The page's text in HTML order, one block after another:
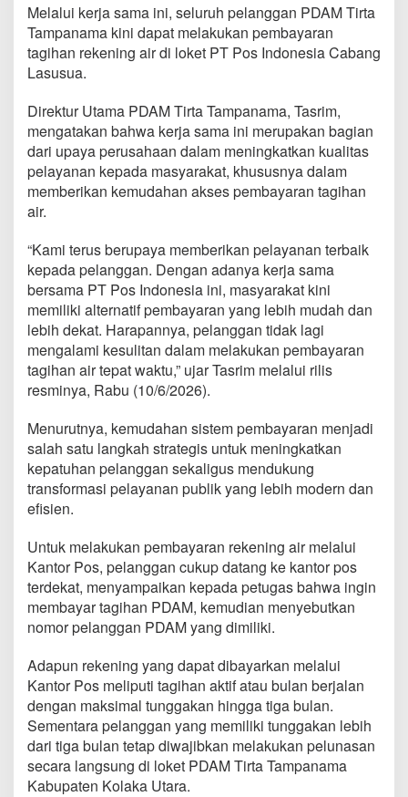
Melalui kerja sama ini, seluruh pelanggan PDAM Tirta
Tampanama kini dapat melakukan pembayaran
tagihan rekening air di loket PT Pos Indonesia Cabang
Lasusua.
Direktur Utama PDAM Tirta Tampanama, Tasrim,
mengatakan bahwa kerja sama ini merupakan bagian
dari upaya perusahaan dalam meningkatkan kualitas
pelayanan kepada masyarakat, khususnya dalam
memberikan kemudahan akses pembayaran tagihan
air.
“Kami terus berupaya memberikan pelayanan terbaik
kepada pelanggan. Dengan adanya kerja sama
bersama PT Pos Indonesia ini, masyarakat kini
memiliki alternatif pembayaran yang lebih mudah dan
lebih dekat. Harapannya, pelanggan tidak lagi
mengalami kesulitan dalam melakukan pembayaran
tagihan air tepat waktu,” ujar Tasrim melalui rilis
resminya, Rabu (10/6/2026).
Menurutnya, kemudahan sistem pembayaran menjadi
salah satu langkah strategis untuk meningkatkan
kepatuhan pelanggan sekaligus mendukung
transformasi pelayanan publik yang lebih modern dan
efisien.
Untuk melakukan pembayaran rekening air melalui
Kantor Pos, pelanggan cukup datang ke kantor pos
terdekat, menyampaikan kepada petugas bahwa ingin
membayar tagihan PDAM, kemudian menyebutkan
nomor pelanggan PDAM yang dimiliki.
Adapun rekening yang dapat dibayarkan melalui
Kantor Pos meliputi tagihan aktif atau bulan berjalan
dengan maksimal tunggakan hingga tiga bulan.
Sementara pelanggan yang memiliki tunggakan lebih
dari tiga bulan tetap diwajibkan melakukan pelunasan
secara langsung di loket PDAM Tirta Tampanama
Kabupaten Kolaka Utara.